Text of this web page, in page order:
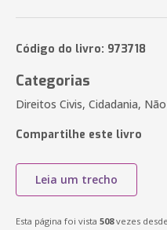
Código do livro: 973718
Categorias
Direitos Civis, Cidadania,
Compartilhe este livro
Leia um trecho
Esta página foi vista 508vezes